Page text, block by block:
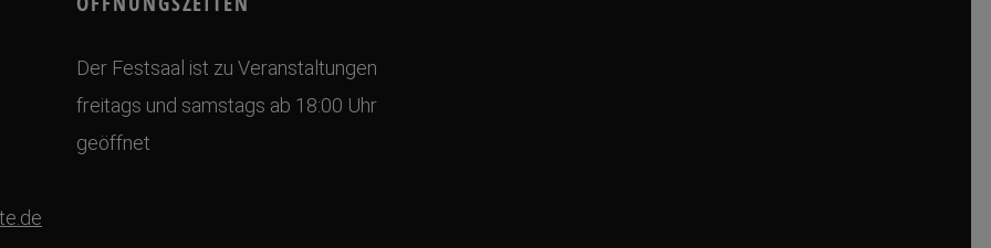
Der Festsaal ist zu Veranstaltungen
freitags und samstags ab 18:00 Uhr
geöffnet